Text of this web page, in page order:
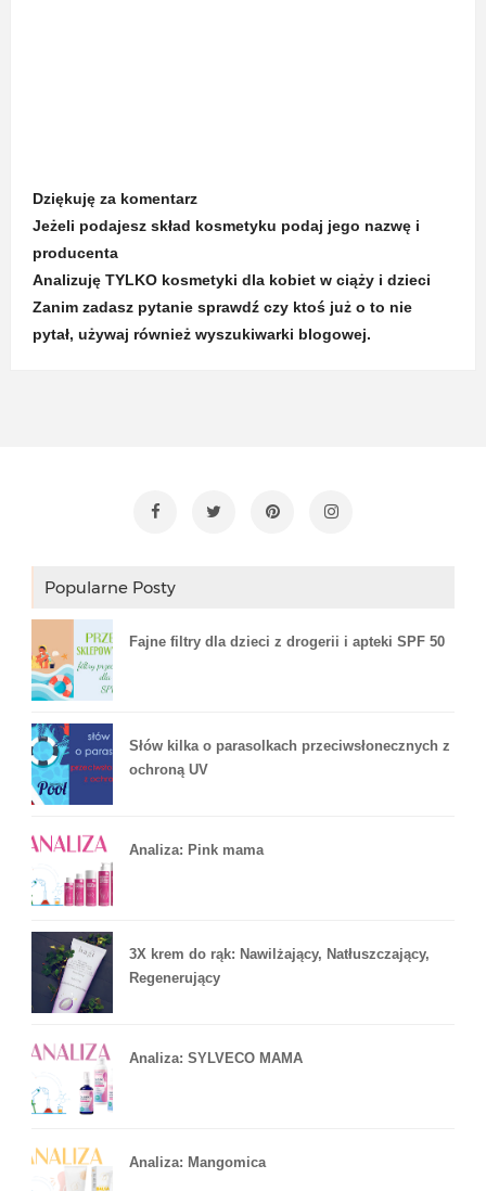
Dziękuję za komentarz
Jeżeli podajesz skład kosmetyku podaj jego nazwę i
producenta
Analizuję TYLKO kosmetyki dla kobiet w ciąży i dzieci
Zanim zadasz pytanie sprawdź czy ktoś już o to nie
pytał, używaj również wyszukiwarki blogowej.
Popularne Posty
Fajne filtry dla dzieci z drogerii i apteki SPF 50
Słów kilka o parasolkach przeciwsłonecznych z
ochroną UV
Analiza: Pink mama
3X krem do rąk: Nawilżający, Natłuszczający,
Regenerujący
Analiza: SYLVECO MAMA
Analiza: Mangomica